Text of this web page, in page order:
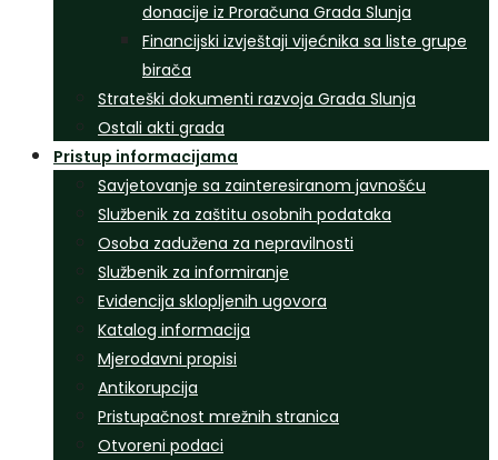
donacije iz Proračuna Grada Slunja
Financijski izvještaji vijećnika sa liste grupe
birača
Strateški dokumenti razvoja Grada Slunja
Ostali akti grada
Pristup informacijama
Savjetovanje sa zainteresiranom javnošću
Službenik za zaštitu osobnih podataka
Osoba zadužena za nepravilnosti
Službenik za informiranje
Evidencija sklopljenih ugovora
Katalog informacija
Mjerodavni propisi
Antikorupcija
Pristupačnost mrežnih stranica
Otvoreni podaci